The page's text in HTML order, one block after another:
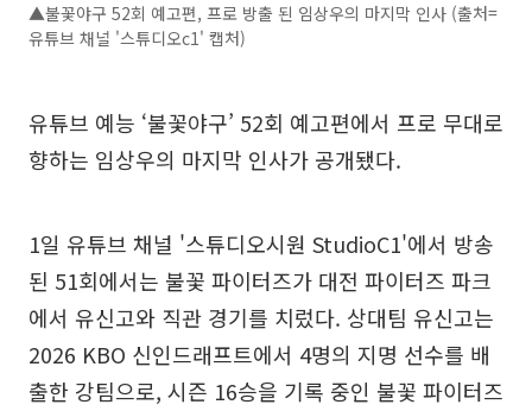
▲불꽃야구 52회 예고편, 프로 방출 된 임상우의 마지막 인사 (출처=
유튜브 채널 '스튜디오c1' 캡처)
유튜브 예능 ‘불꽃야구’ 52회 예고편에서 프로 무대로
향하는 임상우의 마지막 인사가 공개됐다.
1일 유튜브 채널 '스튜디오시원 StudioC1'에서 방송
된 51회에서는 불꽃 파이터즈가 대전 파이터즈 파크
에서 유신고와 직관 경기를 치렀다. 상대팀 유신고는
2026 KBO 신인드래프트에서 4명의 지명 선수를 배
출한 강팀으로, 시즌 16승을 기록 중인 불꽃 파이터즈